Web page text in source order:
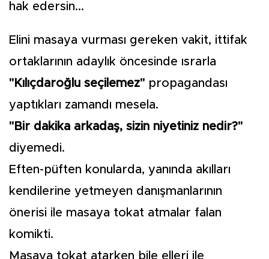
hak edersin...
Elini masaya vurması gereken vakit, ittifak
ortaklarının adaylık öncesinde ısrarla
"Kılıçdaroğlu seçilemez" propagandası
yaptıkları zamandı mesela.
"Bir dakika arkadaş, sizin niyetiniz nedir?"
diyemedi.
Eften-püften konularda, yanında akılları
kendilerine yetmeyen danışmanlarının
önerisi ile masaya tokat atmalar falan
komikti.
Masaya tokat atarken bile elleri ile